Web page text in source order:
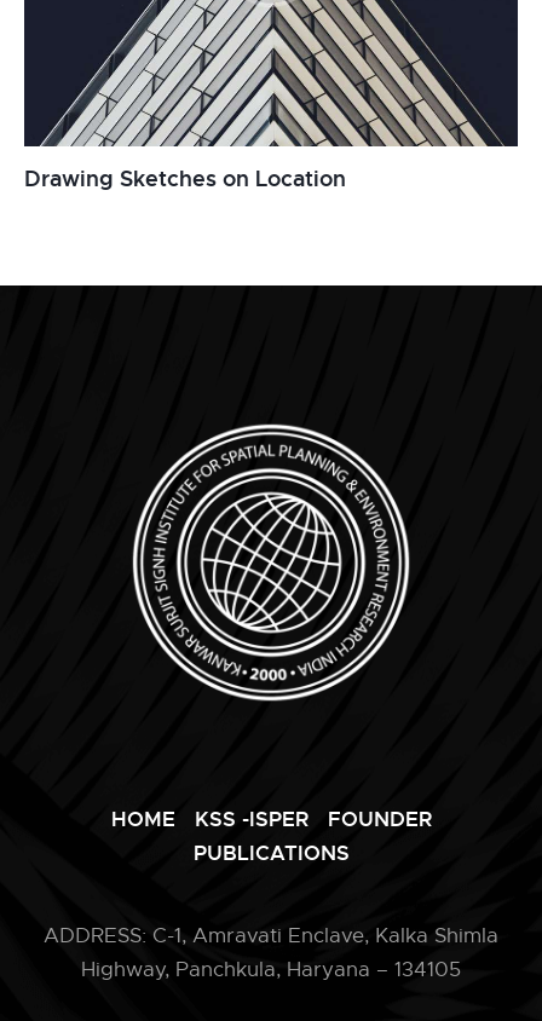
Drawing Sketches on Location
HOME KSS -ISPER
FOUNDER
PUBLICATIONS
ADDRESS: C-1, Amravati Enclave, Kalka Shimla
Highway, Panchkula, Haryana – 134105